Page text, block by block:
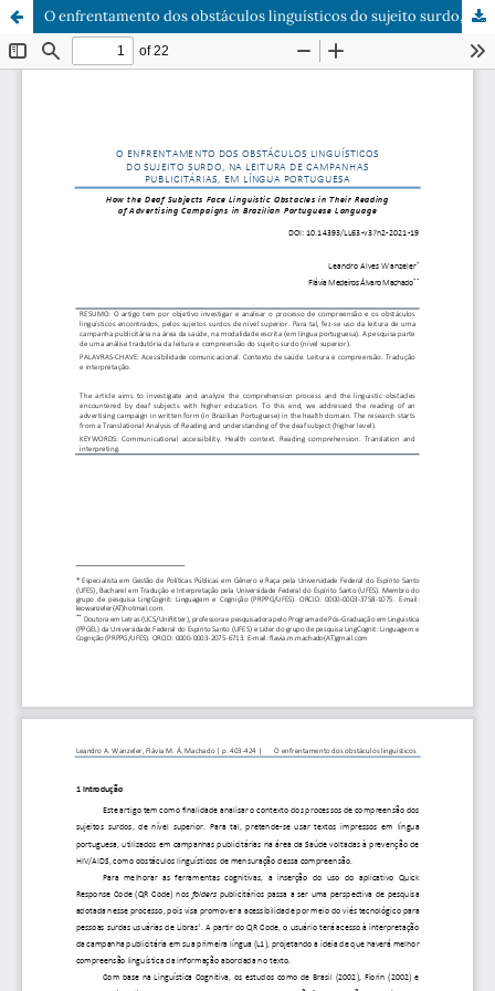
O enfrentamento dos obstáculos linguísticos do sujeito surdo, na leitura de campanhas publicitárias, em língua portuguesa